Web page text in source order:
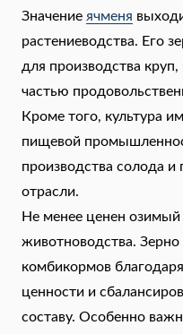
Значение ячменя
растениеводства. Его
для производства
частью
Кроме того, культура
пищевой
производства солода
отрасли.
Не менее ценен озимый
животноводства. Зерно
комбикормов
ценности и
составу. Особенно